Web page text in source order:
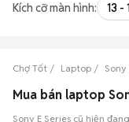
Kích cỡ màn hình: 13 -
Chợ Tốt Laptop Sony
Mua bán laptop
Sony E Series cũ hiện